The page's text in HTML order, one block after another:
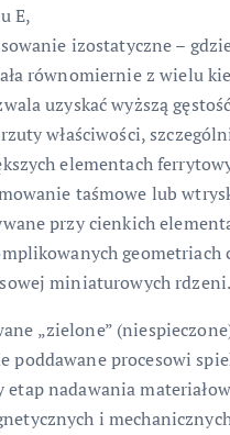
E,
izostatyczne –
równomiernie z wielu
uzyskać wyższą
właściwości,
elementach
taśmowe lub
przy cienkich
geometriach
miniaturowych rdzeni.
„zielone”
poddawane procesowi
etap nadawania
i